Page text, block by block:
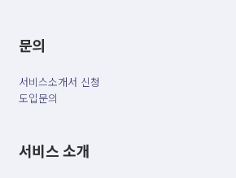
문의
서비스소개서 신청
도입문의
서비스 소개